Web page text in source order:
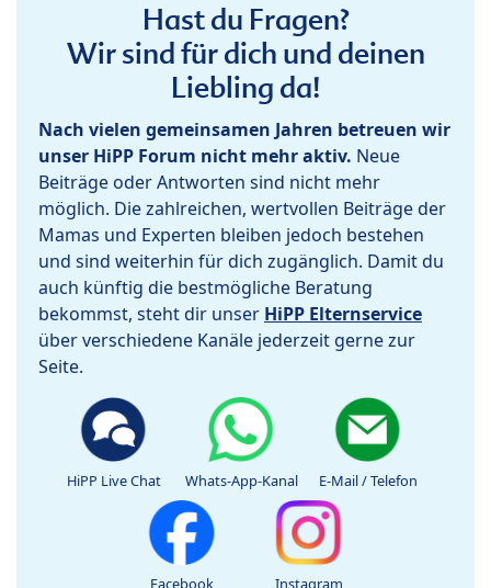
Hast du Fragen?
Wir sind für dich und deinen
Liebling da!
Nach vielen gemeinsamen Jahren betreuen wir
unser HiPP Forum nicht mehr aktiv. Neue
Beiträge oder Antworten sind nicht mehr
möglich. Die zahlreichen, wertvollen Beiträge der
Mamas und Experten bleiben jedoch bestehen
und sind weiterhin für dich zugänglich. Damit du
auch künftig die bestmögliche Beratung
bekommst, steht dir unser HiPP Elternservice
über verschiedene Kanäle jederzeit gerne zur
Seite.
HiPP Live Chat Whats-App-Kanal E-Mail / Telefon
Facebook Instagram